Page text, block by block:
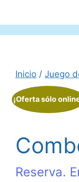
Inicio / Juego
¡Oferta sólo
Reserva.